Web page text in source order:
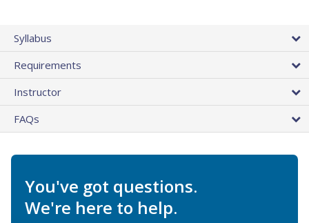
Syllabus
Requirements
Instructor
FAQs
You've got questions.
We're here to help.